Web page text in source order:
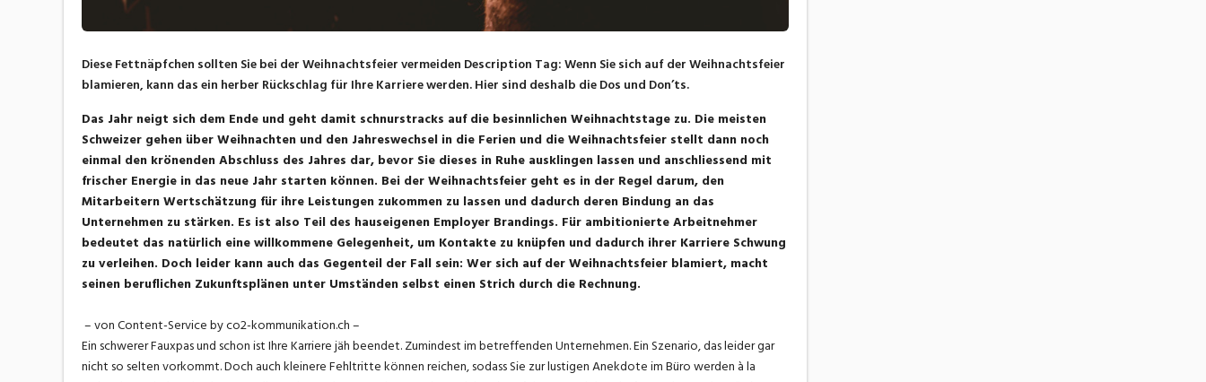
Diese Fettnäpfchen sollten Sie bei der Weihnachtsfeier vermeiden Description Tag: Wenn Sie sich auf der Weihnachtsfeier
blamieren, kann das ein herber Rückschlag für Ihre Karriere werden. Hier sind deshalb die Dos und Don’ts.
Das Jahr neigt sich dem Ende und geht damit schnurstracks auf die besinnlichen Weihnachtstage zu. Die meisten
Schweizer gehen über Weihnachten und den Jahreswechsel in die Ferien und die Weihnachtsfeier stellt dann noch
einmal den krönenden Abschluss des Jahres dar, bevor Sie dieses in Ruhe ausklingen lassen und anschliessend mit
frischer Energie in das neue Jahr starten können. Bei der Weihnachtsfeier geht es in der Regel darum, den
Mitarbeitern Wertschätzung für ihre Leistungen zukommen zu lassen und dadurch deren Bindung an das
Unternehmen zu stärken. Es ist also Teil des hauseigenen Employer Brandings. Für ambitionierte Arbeitnehmer
bedeutet das natürlich eine willkommene Gelegenheit, um Kontakte zu knüpfen und dadurch ihrer Karriere Schwung
zu verleihen. Doch leider kann auch das Gegenteil der Fall sein: Wer sich auf der Weihnachtsfeier blamiert, macht
seinen beruflichen Zukunftsplänen unter Umständen selbst einen Strich durch die Rechnung.
– von Content-Service by co2-kommunikation.ch –
Ein schwerer Fauxpas und schon ist Ihre Karriere jäh beendet. Zumindest im betreffenden Unternehmen. Ein Szenario, das leider gar
nicht so selten vorkommt. Doch auch kleinere Fehltritte können reichen, sodass Sie zur lustigen Anekdote im Büro werden à la